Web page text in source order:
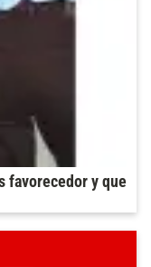
favorecedor y que